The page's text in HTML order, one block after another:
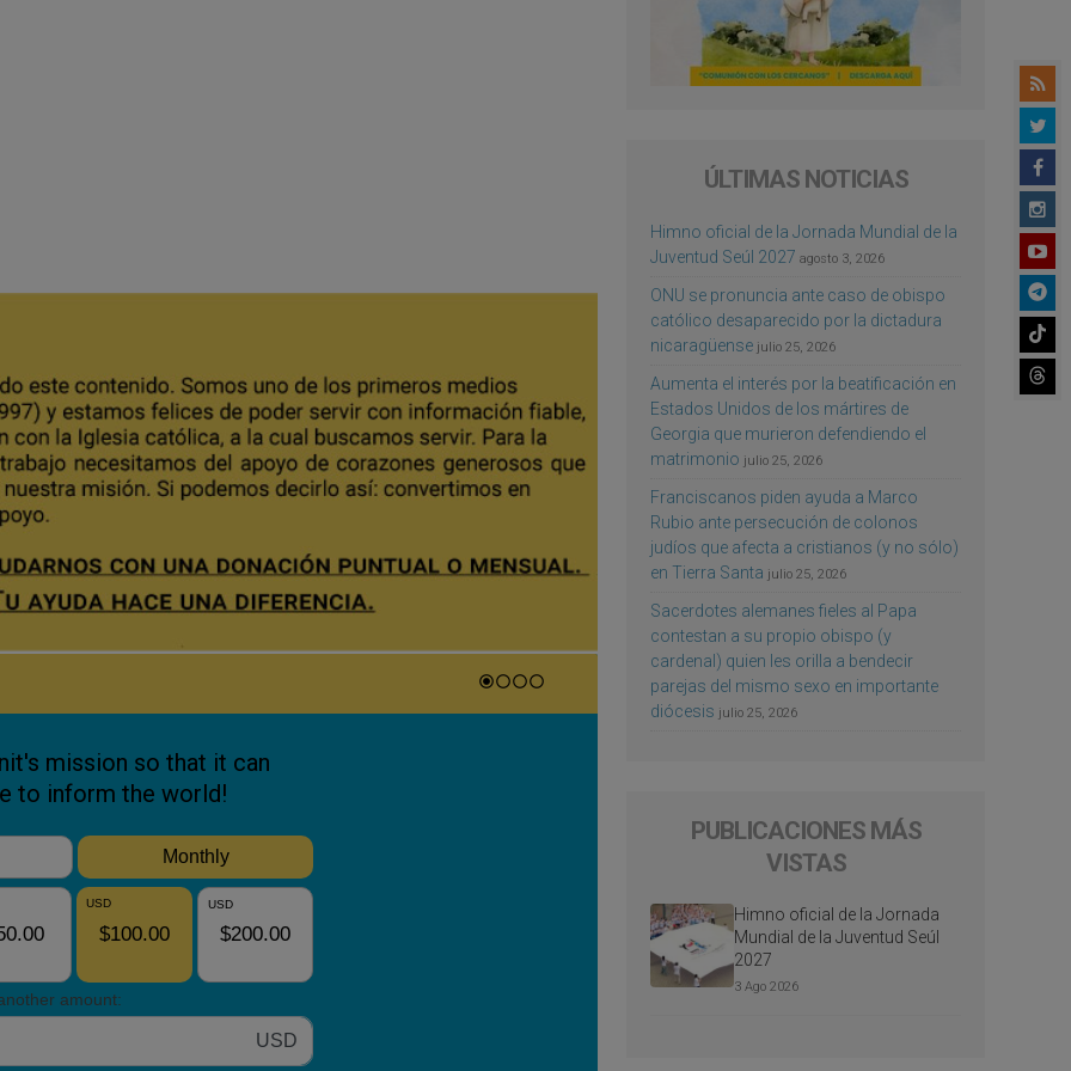
ÚLTIMAS NOTICIAS
Himno oficial de la Jornada Mundial de la
Juventud Seúl 2027 agosto 3, 2026
ONU se pronuncia ante caso de obispo
católico desaparecido por la dictadura
nicaragüense julio 25, 2026
Aumenta el interés por la beatificación en
Estados Unidos de los mártires de
Georgia que murieron defendiendo el
matrimonio julio 25, 2026
Franciscanos piden ayuda a Marco
Rubio ante persecución de colonos
judíos que afecta a cristianos (y no sólo)
en Tierra Santa julio 25, 2026
Sacerdotes alemanes fieles al Papa
contestan a su propio obispo (y
cardenal) quien les orilla a bendecir
parejas del mismo sexo en importante
diócesis julio 25, 2026
PUBLICACIONES MÁS
VISTAS
Himno oficial de la Jornada
Mundial de la Juventud Seúl
2027
3 Ago 2026